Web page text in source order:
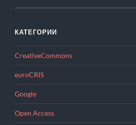
КАТЕГОРИИ
CreativeCommons
euroCRIS
Google
Open Access